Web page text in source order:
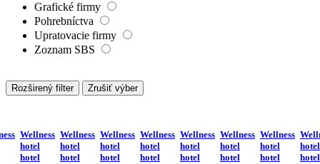
Grafické firmy
Pohrebníctva
Upratovacie firmy
Zoznam SBS
Rozširený filter Zrušiť výber
Wellness
hotel
hotel
Wellness
hotel
hotel
Wellness
hotel
hotel
Wellness
hotel
hotel
Wellness
hotel
hotel
Wellness
hotel
hotel
Wellness
hotel
hotel
hotel
hotel